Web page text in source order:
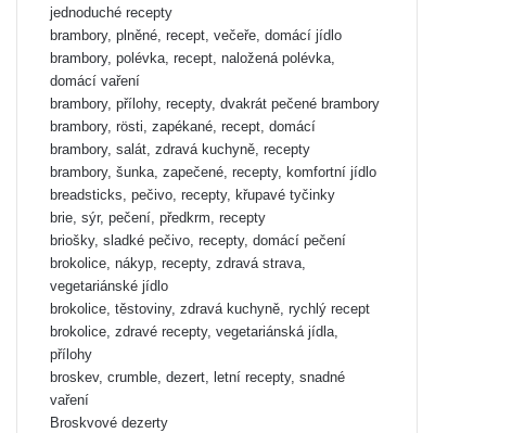
jednoduché recepty
brambory, plněné, recept, večeře, domácí jídlo
brambory, polévka, recept, naložená polévka,
domácí vaření
brambory, přílohy, recepty, dvakrát pečené brambory
brambory, rösti, zapékané, recept, domácí
brambory, salát, zdravá kuchyně, recepty
brambory, šunka, zapečené, recepty, komfortní jídlo
breadsticks, pečivo, recepty, křupavé tyčinky
brie, sýr, pečení, předkrm, recepty
briošky, sladké pečivo, recepty, domácí pečení
brokolice, nákyp, recepty, zdravá strava,
vegetariánské jídlo
brokolice, těstoviny, zdravá kuchyně, rychlý recept
brokolice, zdravé recepty, vegetariánská jídla,
přílohy
broskev, crumble, dezert, letní recepty, snadné
vaření
Broskvové dezerty